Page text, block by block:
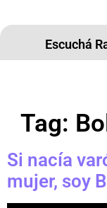
Escuchá
Tag:
Si nacía
mujer, soy